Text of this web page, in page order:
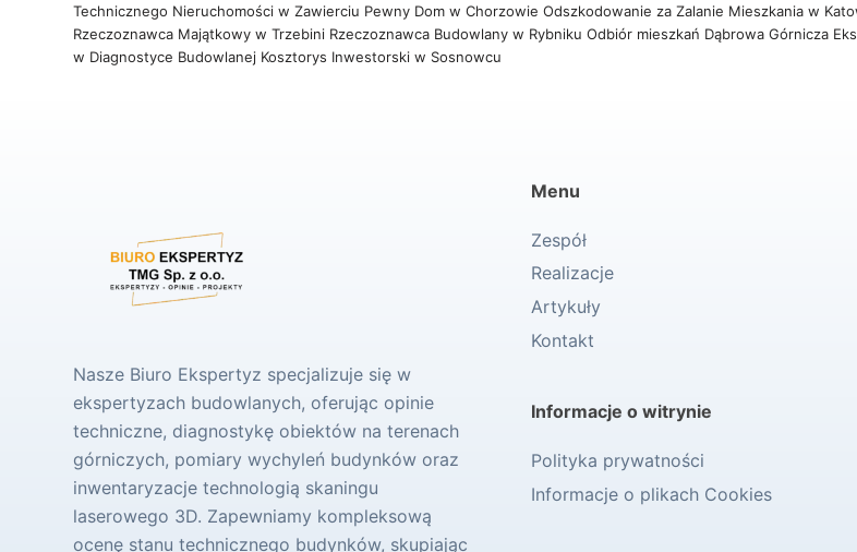
Technicznego Nieruchomości w Zawierciu Pewny Dom w Chorzowie Odszkodowanie za Zalanie Mieszkania w
Rzeczoznawca Majątkowy w Trzebini Rzeczoznawca Budowlany w RybnikuOdbiór mieszkań Dąbrowa Górnicza
w Diagnostyce Budowlanej Kosztorys Inwestorski w Sosnowcu
Nasze Biuro Ekspertyz specjalizuje się w
ekspertyzach budowlanych, oferując opinie
techniczne, diagnostykę obiektów na terenach
górniczych, pomiary wychyleń budynków oraz
inwentaryzacje technologią skaningu
laserowego 3D. Zapewniamy kompleksową
ocenę stanu technicznego budynków, skupiając
Menu
Zespół
Realizacje
Artykuły
Kontakt
Informacje o witrynie
Polityka prywatności
Informacje o plikach Cookies